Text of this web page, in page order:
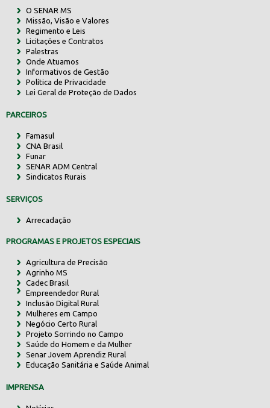
O SENAR MS
Missão, Visão e Valores
Regimento e Leis
Licitações e Contratos
Palestras
Onde Atuamos
Informativos de Gestão
Política de Privacidade
Lei Geral de Proteção de Dados
PARCEIROS
Famasul
CNA Brasil
Funar
SENAR ADM Central
Sindicatos Rurais
SERVIÇOS
Arrecadação
PROGRAMAS E PROJETOS ESPECIAIS
Agricultura de Precisão
Agrinho MS
Cadec Brasil
Empreendedor Rural
Inclusão Digital Rural
Mulheres em Campo
Negócio Certo Rural
Projeto Sorrindo no Campo
Saúde do Homem e da Mulher
Senar Jovem Aprendiz Rural
Educação Sanitária e Saúde Animal
IMPRENSA